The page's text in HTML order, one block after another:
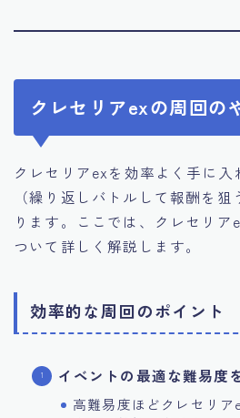
クレセリアexの周回の
クレセリアexを効率よく手に
（繰り返しバトルして報酬を
ります。ここでは、クレセリア
ついて詳しく解説します。
効率的な周回のポイント
イベントの最適な難易度
高難易度ほどクレセリ